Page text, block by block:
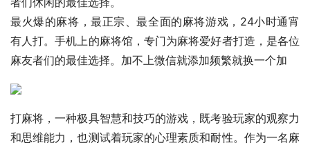
最火爆的麻将，最正宗、最全面的麻将游戏，24小时通宵
有人打。手机上的麻将馆，专门为麻将爱好者打造，是各位
麻友者们的最佳选择。加不上微信就添加频繁就换一个加
打麻将，一种极具智慧和技巧的游戏，既考验玩家的观察力
和思维能力，也测试着玩家的心理素质和耐性。作为一名麻